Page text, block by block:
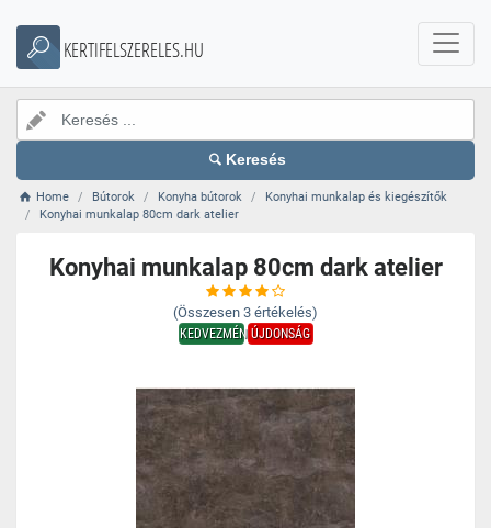
KERTIFELSZERELES.HU
Keresés
Home Bútorok Konyha bútorok
Konyhai munkalap és kiegészítők
Konyhai munkalap 80cm dark atelier
Konyhai munkalap 80cm dark atelier
(Összesen 3 értékelés)
KEDVEZMÉNYÚJDONSÁG